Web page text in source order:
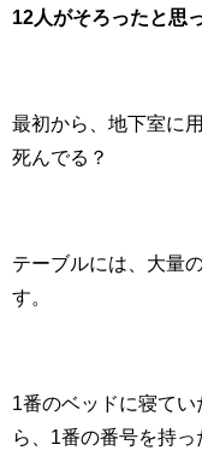
12人がそろったと思
最初から、地下室に
死んでる？
テーブルには、大量
す。
1番のベッドに寝て
ら、1番の番号を持っ